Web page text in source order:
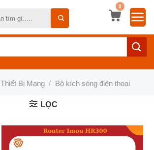
0
Thiết Bị Mạng / Bộ kích sóng điện thoại
LỌC